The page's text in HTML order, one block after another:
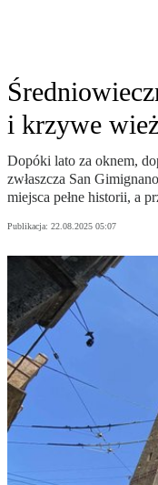
i krzywe
Dopóki lato za oknem,
zwłaszcza San
miejsca pełne historii, a
Publikacja: 22.08.2025 05:07